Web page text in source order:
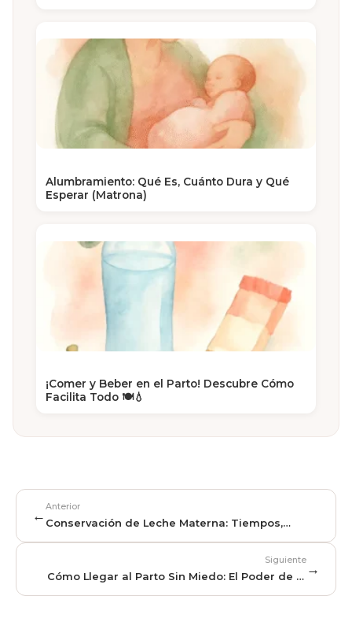
Alumbramiento: Qué Es, Cuánto Dura y Qué
Esperar (Matrona)
¡Comer y Beber en el Parto! Descubre Cómo
Facilita Todo 🍽️💧
←
Anterior
Conservación de Leche Materna: Tiempos,
Temperaturas y Guía Completa
Siguiente
Cómo Llegar al Parto Sin Miedo: El Poder de la
Conexión Mente-Cuerpo
→